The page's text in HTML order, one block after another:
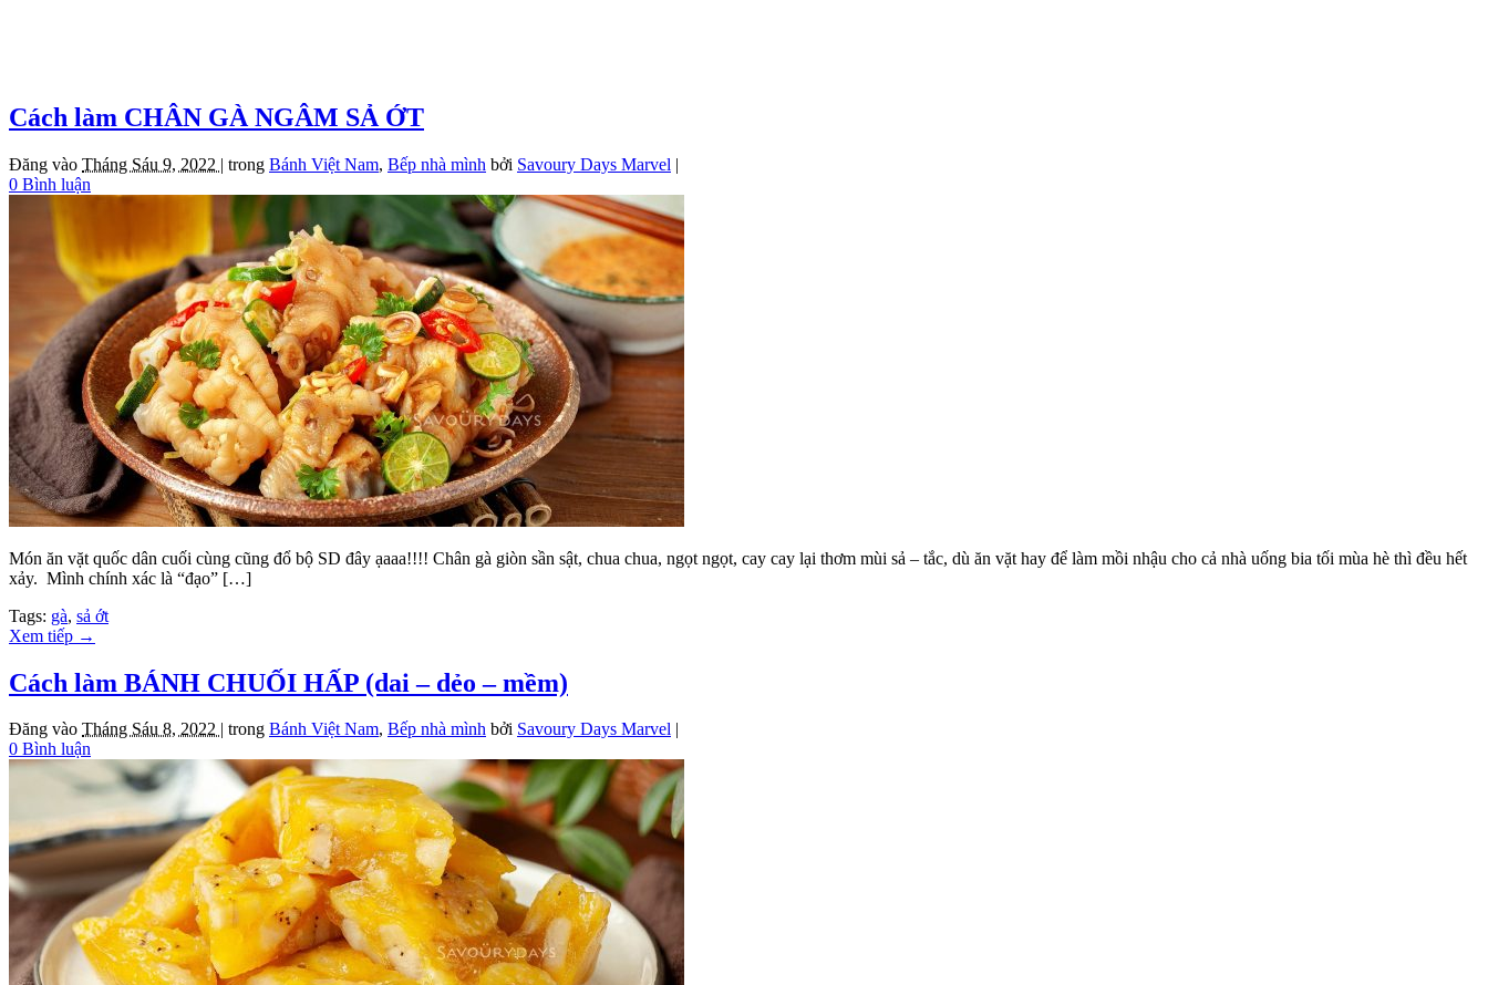
Cách làm CHÂN GÀ NGÂM SẢ ỚT
Đăng vào Tháng Sáu 9, 2022 | trong Bánh Việt Nam, Bếp nhà mình bởi Savoury Days Marvel |
0 Bình luận
Món ăn vặt quốc dân cuối cùng cũng đổ bộ SD đây ạaaa!!!! Chân gà giòn sần sật, chua chua, ngọt ngọt, cay cay lại thơm mùi sả – tắc, dù ăn vặt hay để làm mồi nhậu cho cả nhà uống bia tối mùa hè thì đều hết
xảy. Mình chính xác là “đạo” […]
Tags: gà, sả ớt
Xem tiếp →
Cách làm BÁNH CHUỐI HẤP (dai – dẻo – mềm)
Đăng vào Tháng Sáu 8, 2022 | trong Bánh Việt Nam, Bếp nhà mình bởi Savoury Days Marvel |
0 Bình luận